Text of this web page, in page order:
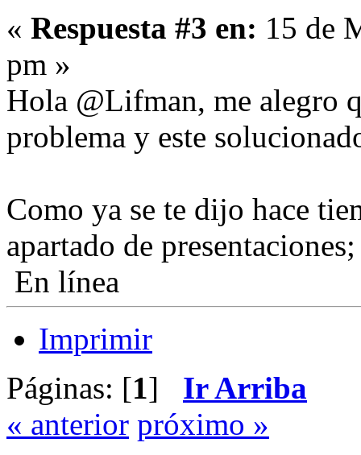
« Respuesta #3 en: 15 de
pm »
Hola @Lifman, me alegro
problema y este
Como ya se te dijo hace
apartado de
En línea
Imprimir
Páginas: [1] Ir Arriba
« anterior próximo »